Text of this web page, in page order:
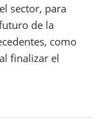
sector, para
de la
como
finalizar el